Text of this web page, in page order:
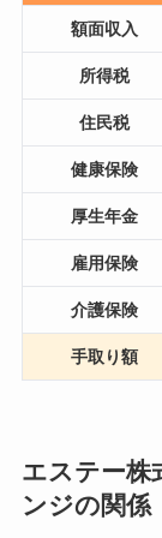
額面収入
所得税
住民税
健康保険
厚生年金
雇用保険
介護保険
手取り額
エステー株
ンジの関係